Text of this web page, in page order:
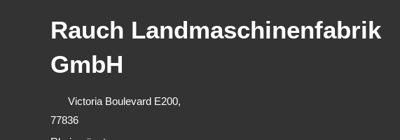
Rauch Landmaschinenfabrik
GmbH
Victoria Boulevard E200,
77836